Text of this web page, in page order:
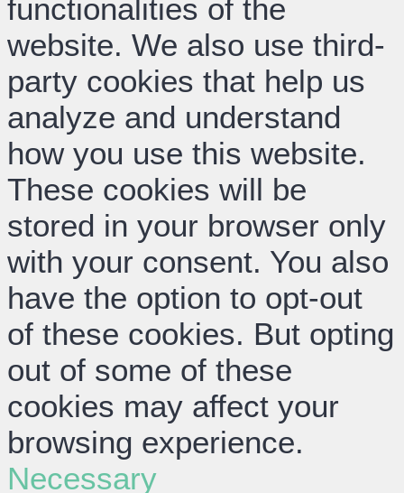
functionalities of the
website. We also use third-
party cookies that help us
analyze and understand
how you use this website.
These cookies will be
stored in your browser only
with your consent. You also
have the option to opt-out
of these cookies. But opting
out of some of these
cookies may affect your
browsing experience.
Necessary